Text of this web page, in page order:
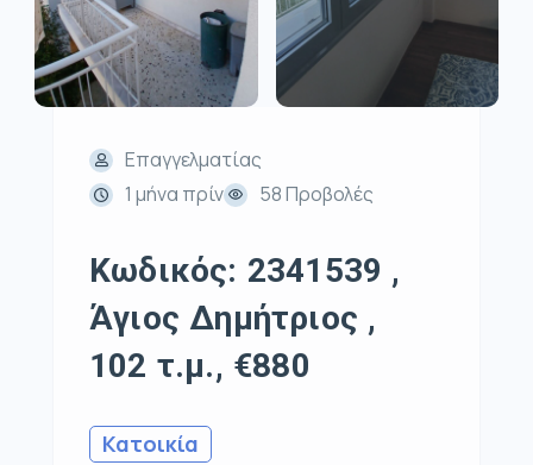
Επαγγελματίας
1 μήνα πρίν
58 Προβολές
Κωδικός: 2341539 ,
Άγιος Δημήτριος ,
102 τ.μ., €880
Κατοικία